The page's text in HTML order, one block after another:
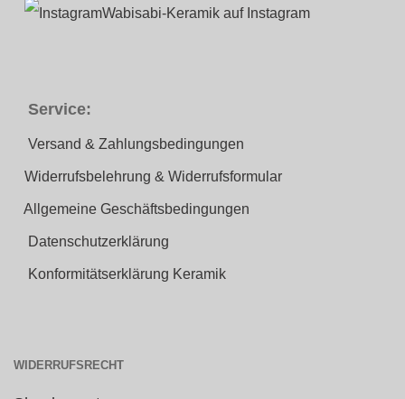
Wabisabi-Keramik auf Instagram
Service:
Versand & Zahlungsbedingungen
Widerrufsbelehrung & Widerrufsformular
Allgemeine Geschäftsbedingungen
Datenschutzerklärung
Konformitätserklärung Keramik
WIDERRUFSRECHT